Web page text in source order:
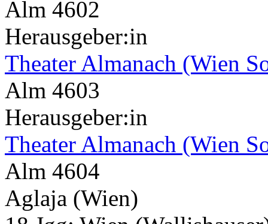
Alm 4602
Herausgeber:in
Theater Almanach (Wien
Alm 4603
Herausgeber:in
Theater Almanach (Wien
Alm 4604
Aglaja (Wien)